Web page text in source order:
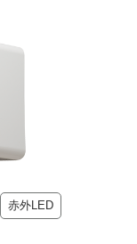
赤外LED